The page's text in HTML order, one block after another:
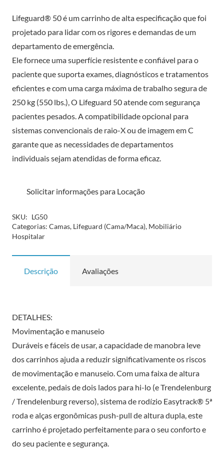
Lifeguard® 50 é um carrinho de alta especificação que foi
projetado para lidar com os rigores e demandas de um
departamento de emergência.
Ele fornece uma superfície resistente e confiável para o
paciente que suporta exames, diagnósticos e tratamentos
eficientes e com uma carga máxima de trabalho segura de
250 kg (550 lbs.), O Lifeguard 50 atende com segurança
pacientes pesados. A compatibilidade opcional para
sistemas convencionais de raio-X ou de imagem em C
garante que as necessidades de departamentos
individuais sejam atendidas de forma eficaz.
Solicitar informações para Locação
SKU: LG50
Categorias: Camas, Lifeguard (Cama/Maca), Mobiliário
Hospitalar
Descrição Avaliações
DETALHES:
Movimentação e manuseio
Duráveis e fáceis de usar, a capacidade de manobra leve
dos carrinhos ajuda a reduzir significativamente os riscos
de movimentação e manuseio. Com uma faixa de altura
excelente, pedais de dois lados para hi-lo (e Trendelenburg
/ Trendelenburg reverso), sistema de rodízio Easytrack® 5ª
roda e alças ergonômicas push-pull de altura dupla, este
carrinho é projetado perfeitamente para o seu conforto e
do seu paciente e segurança.